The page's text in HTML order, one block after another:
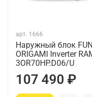
арт. 1666
Наружный блок
ORIGAMI Inverter
3OR70HP.D06/U
107 490 ₽